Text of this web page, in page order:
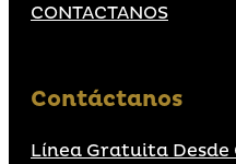
CONTACTANOS
Contáctanos
Línea Gratuita Desde